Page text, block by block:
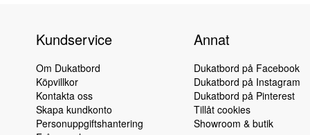
Kundservice
Om Dukatbord
Köpvillkor
Kontakta oss
Skapa kundkonto
Personuppgiftshantering
Annat
Dukatbord på Facebook
Dukatbord på Instagram
Dukatbord på Pinterest
Tillåt cookies
Showroom & butik